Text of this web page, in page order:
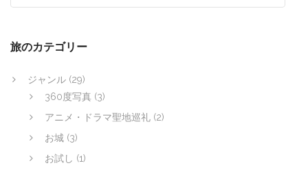
旅のカテゴリー
ジャンル (29)
360度写真 (3)
アニメ・ドラマ聖地巡礼 (2)
お城 (3)
お試し (1)